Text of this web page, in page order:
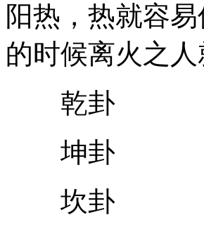
阳热，热就容
的时候离火之
乾卦
坤卦
坎卦